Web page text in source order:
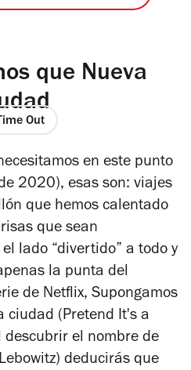
que Nueva
Out
en este punto
2020), esas son: viajes
que hemos calentado
que sean
lado “divertido” a todo y
la punta del
de Netflix, Supongamos
ciudad (Pretend It's a
descubrir el nombre de
deducirás que